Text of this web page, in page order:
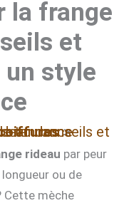
la frange
et
style
pour un style tendance
rideau par peur
ou de
Cette mèche